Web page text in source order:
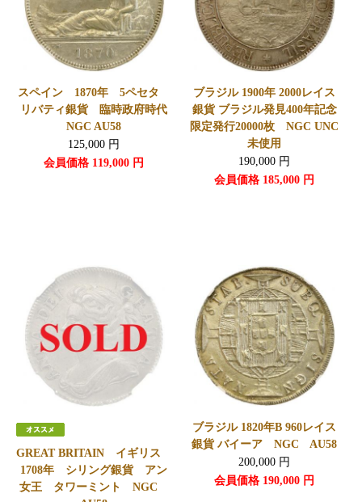
スペイン 1870年 5ペセタ
リバティ銀貨 臨時政府時代
NGC AU58
125,000 円
会員価格 119,000 円
ブラジル 1900年 2000レイス
銀貨 ブラジル発見400年記念
限定発行20000枚 NGC UNC
未使用
190,000 円
会員価格 185,000 円
GREAT BRITAIN イギリス
1708年 シリング銀貨 アン
女王 タワーミント NGC
ブラジル 1820年B 960レイス
銀貨 バイーア NGC AU58
200,000 円
会員価格 190,000 円